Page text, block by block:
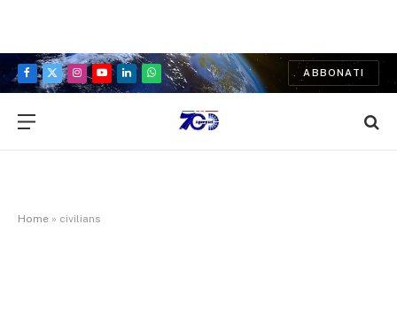
Facebook
X
Instagram
YouTubeLinkedInWhatsApp
ABBONATI
Home » civilians